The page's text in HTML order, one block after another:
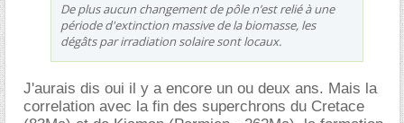
De plus aucun changement de pôle n’est relié à une
période d'extinction massive de la biomasse, les
dégâts par irradiation solaire sont locaux.
J'aurais dis oui il y a encore un ou deux ans. Mais la
correlation avec la fin des superchrons du Cretace